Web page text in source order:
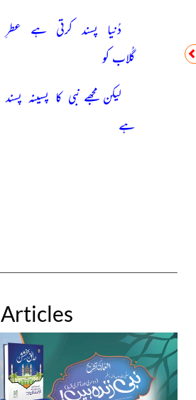
دُنیا پسند کرتی ہے عطرِ
گُلاب کو
لیکن مجھے نبی کا پسینہ پسند
ہے
Articles